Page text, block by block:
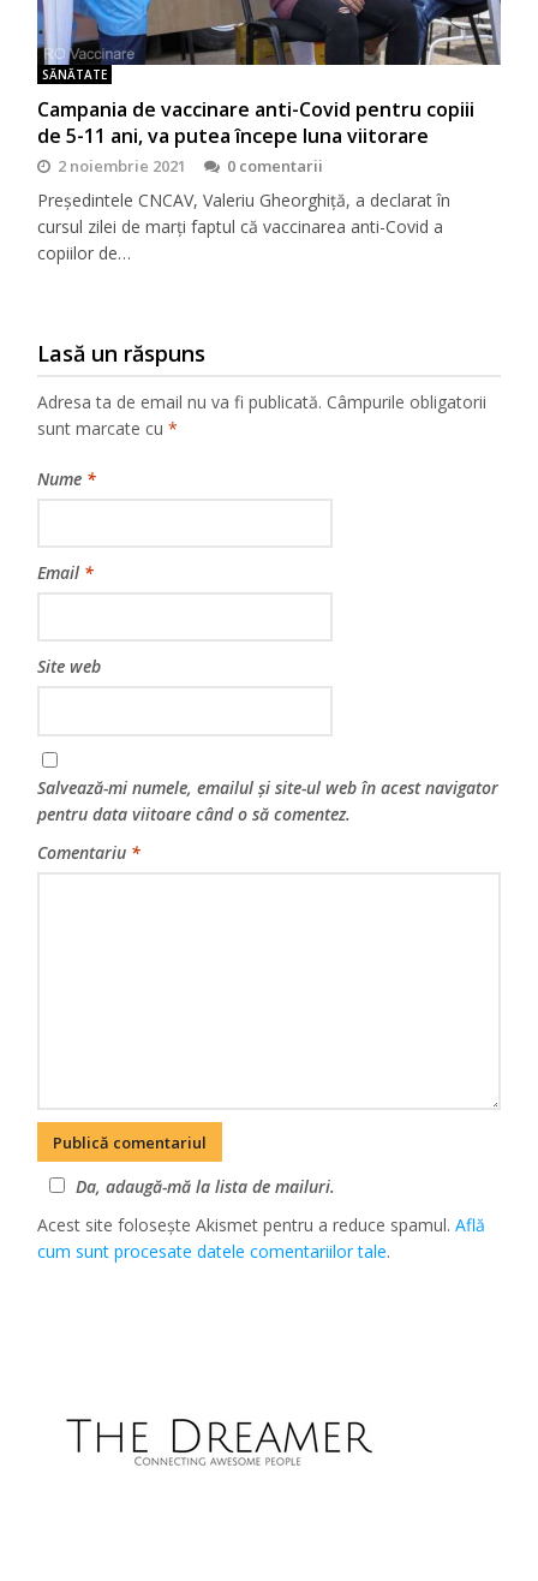
SĂNĂTATE
Campania de vaccinare anti-Covid pentru copiii
de 5-11 ani, va putea începe luna viitorare
2 noiembrie 2021 0 comentarii
Președintele CNCAV, Valeriu Gheorghiță, a declarat în
cursul zilei de marți faptul că vaccinarea anti-Covid a
copiilor de…
Lasă un răspuns
Adresa ta de email nu va fi publicată. Câmpurile obligatorii
sunt marcate cu*
Nume *
Email *
Site web
Salvează-mi numele, emailul și site-ul web în acest navigator
pentru data viitoare când o să comentez.
Comentariu *
Da, adaugă-mă la lista de mailuri.
Acest site folosește Akismet pentru a reduce spamul.Află
cum sunt procesate datele comentariilor tale.